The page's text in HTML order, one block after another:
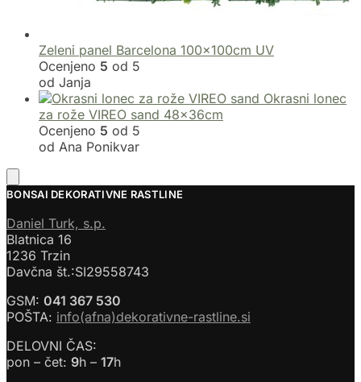
Zeleni panel Barcelona 100x100cm UV
Ocenjeno 5 od 5
od Janja
Okrasni lonec
za rože VIREO sand 48x36cm
Ocenjeno 5 od 5
od Ana Ponikvar
BONSAI DEKORATIVNE RASTLINE
Daniel Turk, s.p.
Blatnica 16
1236 Trzin
Davčna št.:SI29558743
GSM: 041 367 530
POŠTA: info(afna)dekorativne-rastline.si
DELOVNI ČAS:
pon – čet: 9h – 17h